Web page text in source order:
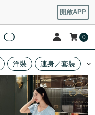
開啟APP
0
洋裝 連身／套裝
DESIGNER